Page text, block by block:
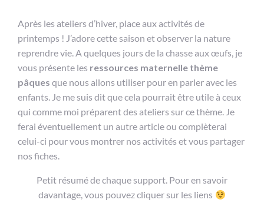
Après les ateliers d’hiver, place aux activités de
printemps ! J’adore cette saison et observer la nature
reprendre vie. A quelques jours de la chasse aux œufs, je
vous présente les ressources maternelle thème
pâques que nous allons utiliser pour en parler avec les
enfants. Je me suis dit que cela pourrait être utile à ceux
qui comme moi préparent des ateliers sur ce thème. Je
ferai éventuellement un autre article ou complèterai
celui-ci pour vous montrer nos activités et vous partager
nos fiches.
Petit résumé de chaque support. Pour en savoir
davantage, vous pouvez cliquer sur les liens